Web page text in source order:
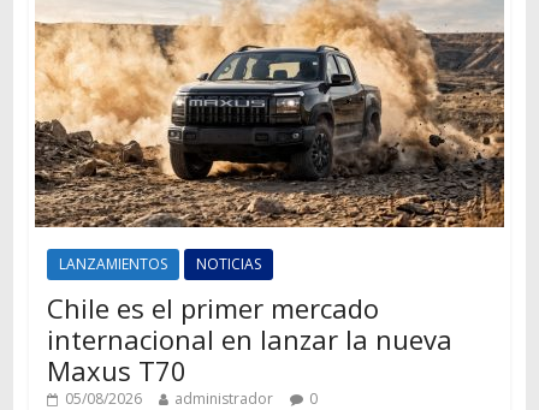
LANZAMIENTOS NOTICIAS
Chile es el primer mercado
internacional en lanzar la nueva
Maxus T70
05/08/2026 administrador 0